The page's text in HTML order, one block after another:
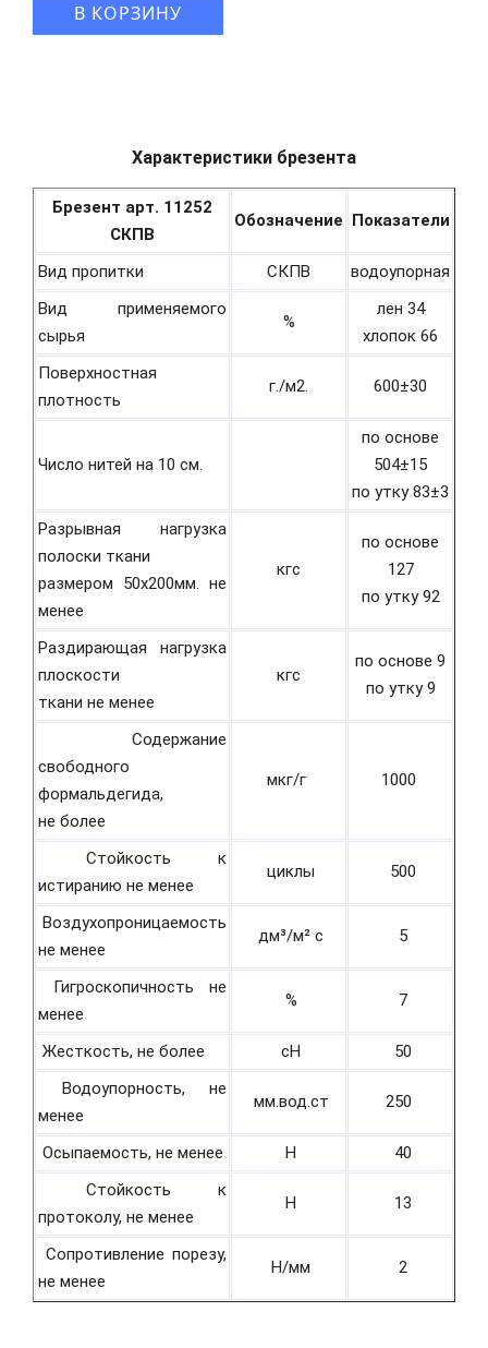
В КОРЗИНУ
Характеристики брезента
Брезент арт. 11252
СКПВ
Обозначение Показатели
Вид пропитки СКПВ
водоупорная
Вид применяемого
сырья
%
лен 34
хлопок 66
Поверхностная
плотность
г./м2. 600±30
Число нитей на 10 см.
по основе
504±15
по утку 83±3
Разрывная нагрузка
полоски ткани
размером 50х200мм. не
менее
кгс
по основе
127
по утку 92
Раздирающая нагрузка
плоскости
ткани не менее
кгс
по основе 9
по утку 9
Содержание
свободного
формальдегида,
не более
мкг/г 1000
Стойкость к
истиранию не менее
циклы 500
Воздухопроницаемость
не менее
дм³/м² с 5
Гигроскопичность не
менее
% 7
Жесткость, не более cH
50
Водоупорность, не
менее
мм.вод.ст 250
Осыпаемость, не менее H
40
Стойкость к
протоколу, не менее
H 13
Сопротивление порезу,
не менее
Н/мм 2